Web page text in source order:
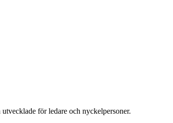
för ledare och nyckelpersoner.